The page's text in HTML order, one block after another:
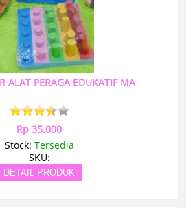
ALAT PERAGA EDUKATIF MA
Rp 35.000
Stock: Tersedia
SKU:
DETAIL PRODUK